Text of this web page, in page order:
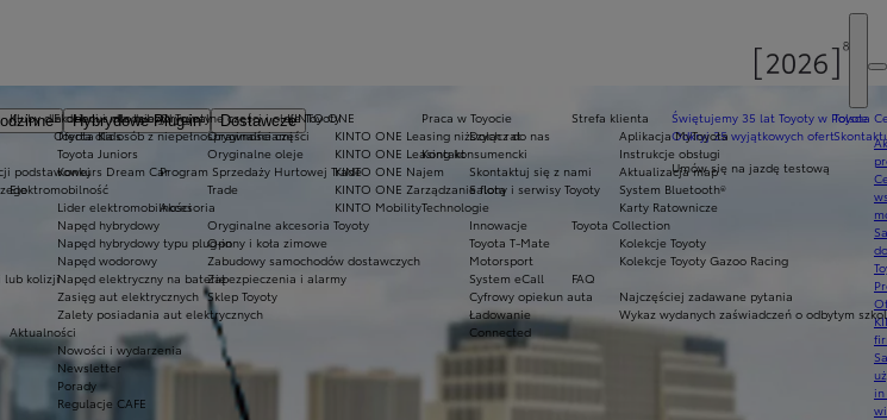
Hybrydowe Plug-in
Dostawcze
Ekobonus dla hybryd Toyoty
Oferta dla osób z niepełnosprawnościami
Świętujemy 35 lat Toyoty w Polsce
Odkryj 35 wyjątkowych ofert
Umów się na jazdę testową
Kluby dla dzieci i młodzieży
Toyota Kids
Toyota Juniors
Konkurs Dream Car
Elektromobilność
Lider elektromobilności
Napęd hybrydowy
Napęd hybrydowy typu plug-in
Napęd wodorowy
Napęd elektryczny na baterię
Zasięg aut elektrycznych
Zalety posiadania aut elektrycznych
Aktualności
Nowości i wydarzenia
Newsletter
Porady
Regulacje CAFE
Praca w Toyocie
Dołącz do nas
Kontakt
Skontaktuj się z nami
Salony i serwisy Toyoty
Technologie
Innowacje
Toyota T-Mate
Motorsport
System eCall
Cyfrowy opiekun auta
Ładowanie
Connected
Toyota
KINTO ONE
KINTO ONE Leasing niższych rat
KINTO ONE Leasing konsumencki
KINTO ONE Najem
KINTO ONE Zarządzanie flotą
KINTO Mobility
podstawowej
lub kolizji
Oryginalne części i oleje Toyoty
Oryginalne części
Oryginalne oleje
Program Sprzedaży Hurtowej Trade
Trade
Akcesoria
Oryginalne akcesoria Toyoty
Opony i koła zimowe
Zabudowy samochodów dostawczych
Zabezpieczenia i alarmy
Sklep Toyoty
Strefa klienta
Aplikacja MyToyota
Instrukcje obsługi
Aktualizacja map
System Bluetooth®
Karty Ratownicze
Toyota Collection
Kolekcje Toyoty
Kolekcje Toyoty Gazoo Racing
FAQ
Najczęściej zadawane pytania
Wykaz wydanych zaświadczeń o odbytym